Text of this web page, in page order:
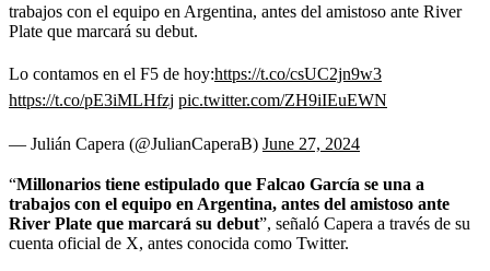
trabajos con el equipo en Argentina, antes del amistoso ante River
Plate que marcará su debut.
Lo contamos en el F5 de hoy:https://t.co/csUC2jn9w3
https://t.co/pE3iMLHfzj pic.twitter.com/ZH9iIEuEWN
— Julián Capera (@JulianCaperaB) June 27, 2024
“Millonarios tiene estipulado que Falcao García se una a
trabajos con el equipo en Argentina, antes del amistoso ante
River Plate que marcará su debut”, señaló Capera a través de su
cuenta oficial de X, antes conocida como Twitter.